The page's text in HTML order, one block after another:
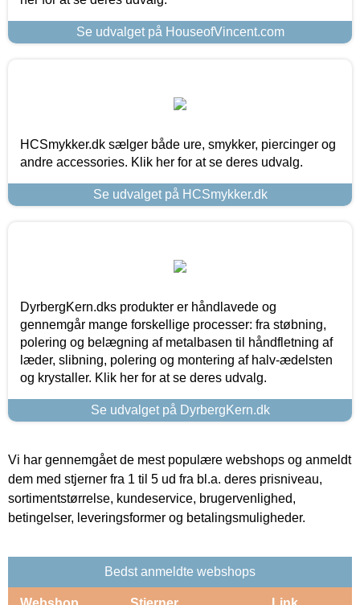
Se udvalget på HouseofVincent.com
HCSmykker.dk sælger både ure, smykker, piercinger og
andre accessories. Klik her for at se deres udvalg.
Se udvalget på HCSmykker.dk
DyrbergKern.dks produkter er håndlavede og
gennemgår mange forskellige processer: fra støbning,
polering og belægning af metalbasen til håndfletning af
læder, slibning, polering og montering af halv-ædelsten
og krystaller. Klik her for at se deres udvalg.
Se udvalget på DyrbergKern.dk
Vi har gennemgået de mest populære webshops og anmeldt
dem med stjerner fra 1 til 5 ud fra bl.a. deres prisniveau,
sortimentstørrelse, kundeservice, brugervenlighed,
betingelser, leveringsformer og betalingsmuligheder.
Bedst anmeldte webshops